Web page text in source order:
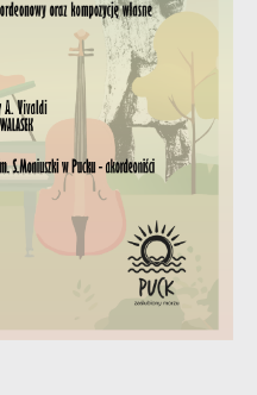
firm będących naszymi
usług. Firmy te działają w
nasze treści w
mediów